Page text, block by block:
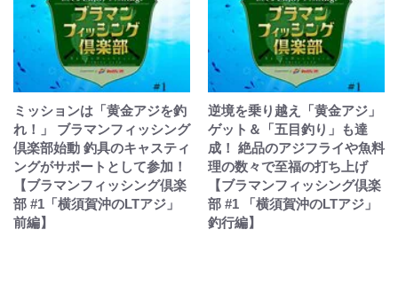
ミッションは「黄金アジを釣
れ！」 ブラマンフィッシング
倶楽部始動 釣具のキャスティ
ングがサポートとして参加！
【ブラマンフィッシング倶楽
部 #1「横須賀沖のLTアジ」
前編】
逆境を乗り越え「黄金アジ」
ゲット＆「五目釣り」も達
成！ 絶品のアジフライや魚料
理の数々で至福の打ち上げ
【ブラマンフィッシング倶楽
部 #1 「横須賀沖のLTアジ」
釣行編】